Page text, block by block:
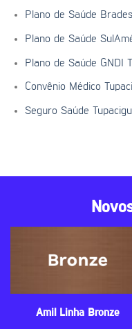
Plano de Saúde
Plano de Saúde
Plano de Saúde GNDI
Convênio Médico
Seguro Saúde
Amil Linha Bronze